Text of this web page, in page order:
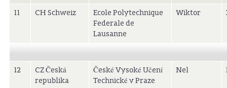
11 CH Schweiz
Ecole Polytechnique
Federale de
Lausanne
Wiktor
12
CZ Česká
republika
České Vysoké Učení
Technické v Praze
Nel